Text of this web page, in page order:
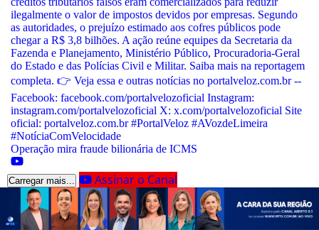
Operação mira fraude bilionária de ICMS
Carregar mais... Assinar o Canal